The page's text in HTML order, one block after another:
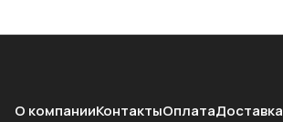
О компанииКонтактыОплатаДоставка